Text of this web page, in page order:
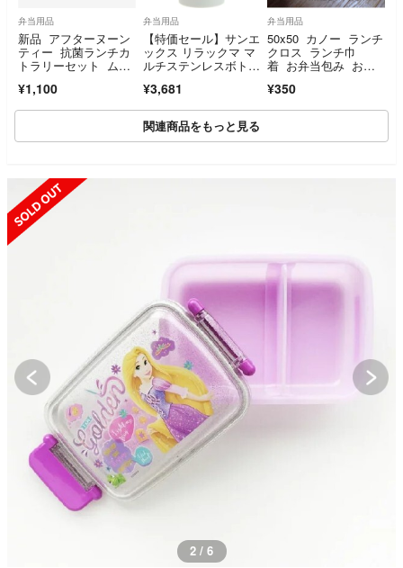
弁当用品
新品 アフターヌーン
ティー 抗菌ランチカ
トラリーセット ムー
¥1,100
弁当用品
【特価セール】サンエ
ックス リラックマ マ
ルチステンレスボト
¥3,681
弁当用品
50x50 カノー ランチ
クロス ランチ巾
着 お弁当包み お弁
¥350
関連商品をもっと見る
3 / 6